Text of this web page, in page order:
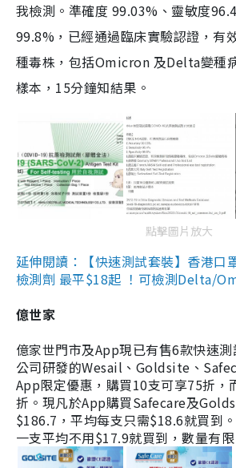
我檢測。準確度 99.03%、靈敏度
99.8%，已經通過臨床實驗認證，有
種毒株，包括Omicron 及Delta變種
樣本，15分鐘知結果。
點擊圖片放大
延伸閱讀：【快速測試套裝】香港口
檢測劑 最平$18起 ！可檢測Delta/
億世家
億家世門市及App現已有售6款快速
公司研發的Wesail、Goldsite、
App限定優惠，購買10支可享75折，
折。現凡於App購買Safecare及
$186.7，平均每支只需$18.6就買到
一支平均不用$17.9就買到，數量有